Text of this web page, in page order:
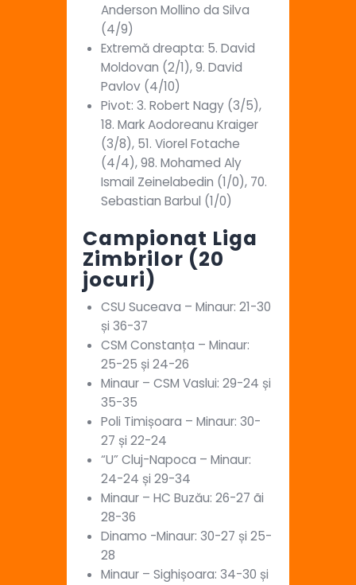
Anderson Mollino da Silva
(4/9)
Extremă dreapta: 5. David
Moldovan (2/1), 9. David
Pavlov (4/10)
Pivot: 3. Robert Nagy (3/5),
18. Mark Aodoreanu Kraiger
(3/8), 51. Viorel Fotache
(4/4), 98. Mohamed Aly
Ismail Zeinelabedin (1/0), 70.
Sebastian Barbul (1/0)
Campionat Liga
Zimbrilor (20
jocuri)
CSU Suceava – Minaur: 21-30
și 36-37
CSM Constanța – Minaur:
25-25 și 24-26
Minaur – CSM Vaslui: 29-24 și
35-35
Poli Timișoara – Minaur: 30-
27 și 22-24
“U” Cluj-Napoca – Minaur:
24-24 și 29-34
Minaur – HC Buzău: 26-27 ãi
28-36
Dinamo -Minaur: 30-27 și 25-
28
Minaur – Sighișoara: 34-30 și